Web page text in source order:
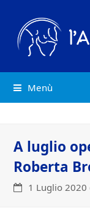
Menù
A luglio
Roberta
1 Luglio 2020